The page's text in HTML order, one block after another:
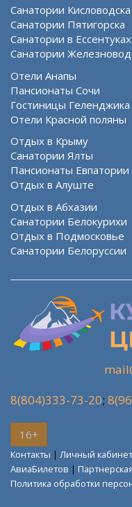
Санатории Кисловодска
Санатории Пятигорска
Санатории в Ессентуках
Санатории
Отели Анапы
Пансионаты Сочи
Гостиницы Геленджика
Отели Красной поляны
Отдых в Крыму
Санатории Ялты
Пансионаты Евпатории
Отдых в Алуште
Отдых в Абхазии
Санатории Белокурихи
Отдых в Подмосковье
Санатории Белоруссии
8(804)333-73-20;
16+
Контакты | Личный кабинет
АвиаБилетов |
Политика обработки